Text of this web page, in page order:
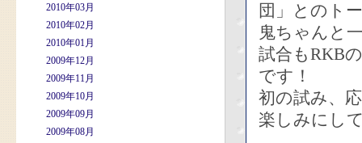
2010年03月
2010年02月
2010年01月
2009年12月
2009年11月
2009年10月
2009年09月
2009年08月
団」とのト
鬼ちゃんと
試合もRKB
です！
初の試み、
楽しみにし